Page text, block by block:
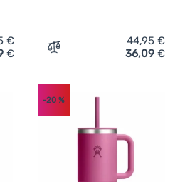
Hydro Flask All around
€
€ Zum Vergleich
44,95€
36,09 €
-20%